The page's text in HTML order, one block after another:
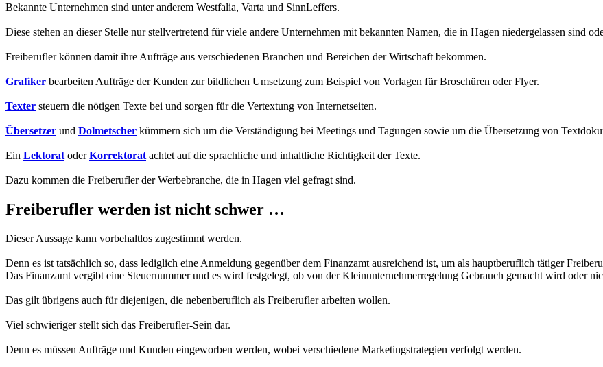
Bekannte Unternehmen sind unter anderem Westfalia, Varta und SinnLeffers.
Diese stehen an dieser Stelle nur stellvertretend für viele andere Unternehmen mit bekannten Namen, die in Hagen niedergelassen sind
Freiberufler können damit ihre Aufträge aus verschiedenen Branchen und Bereichen der Wirtschaft bekommen.
Grafiker bearbeiten Aufträge der Kunden zur bildlichen Umsetzung zum Beispiel von Vorlagen für Broschüren oder Flyer.
Texter steuern die nötigen Texte bei und sorgen für die Vertextung von Internetseiten.
Übersetzer und Dolmetscher kümmern sich um die Verständigung bei Meetings und Tagungen sowie um die Übersetzung von
Ein Lektorat oderKorrektorat achtet auf die sprachliche und inhaltliche Richtigkeit der Texte.
Dazu kommen die Freiberufler der Werbebranche, die in Hagen viel gefragt sind.
Freiberufler werden ist nicht schwer …
Dieser Aussage kann vorbehaltlos zugestimmt werden.
Denn es ist tatsächlich so, dass lediglich eine Anmeldung gegenüber dem Finanzamt ausreichend ist, um als hauptberuflich tätiger
Das Finanzamt vergibt eine Steuernummer und es wird festgelegt, ob von der Kleinunternehmerregelung Gebrauch gemacht wird oder
Das gilt übrigens auch für diejenigen, die nebenberuflich als Freiberufler arbeiten wollen.
Viel schwieriger stellt sich das Freiberufler-Sein dar.
Denn es müssen Aufträge und Kunden eingeworben werden, wobei verschiedene Marketingstrategien verfolgt werden.